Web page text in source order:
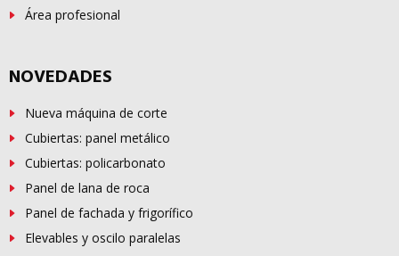
Área profesional
NOVEDADES
Nueva máquina de corte
Cubiertas: panel metálico
Cubiertas: policarbonato
Panel de lana de roca
Panel de fachada y frigorífico
Elevables y oscilo paralelas